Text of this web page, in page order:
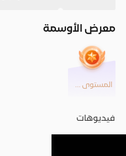
معرض الأوسمة
المستوى 26
فيديوهات